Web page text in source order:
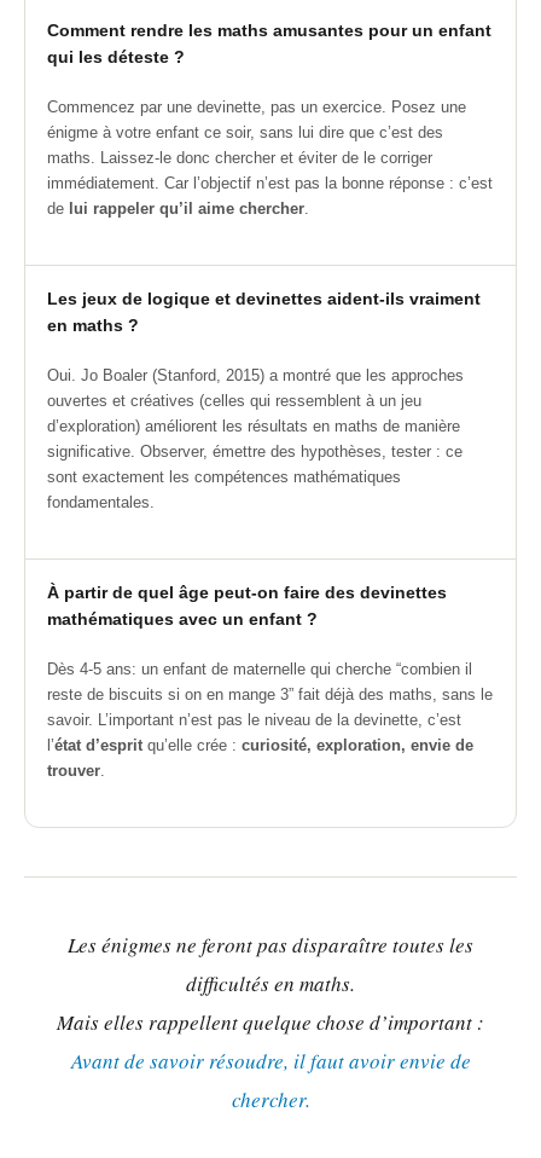
Comment rendre les maths amusantes pour un enfant
qui les déteste ?
Commencez par une devinette, pas un exercice. Posez une
énigme à votre enfant ce soir, sans lui dire que c’est des
maths. Laissez-le donc chercher et éviter de le corriger
immédiatement. Car l’objectif n’est pas la bonne réponse : c’est
de lui rappeler qu’il aime chercher.
Les jeux de logique et devinettes aident-ils vraiment
en maths ?
Oui. Jo Boaler (Stanford, 2015) a montré que les approches
ouvertes et créatives (celles qui ressemblent à un jeu
d’exploration) améliorent les résultats en maths de manière
significative. Observer, émettre des hypothèses, tester : ce
sont exactement les compétences mathématiques
fondamentales.
À partir de quel âge peut-on faire des devinettes
mathématiques avec un enfant ?
Dès 4-5 ans: un enfant de maternelle qui cherche “combien il
reste de biscuits si on en mange 3” fait déjà des maths, sans le
savoir. L’important n’est pas le niveau de la devinette, c’est
l’état d’esprit qu’elle crée : curiosité, exploration, envie de
trouver.
Les énigmes ne feront pas disparaître toutes les
difficultés en maths.
Mais elles rappellent quelque chose d’important :
Avant de savoir résoudre, il faut avoir envie de
chercher.